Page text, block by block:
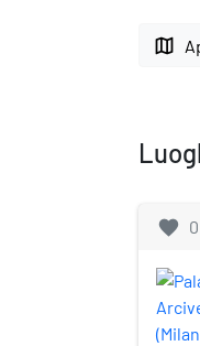
map
favorite 0